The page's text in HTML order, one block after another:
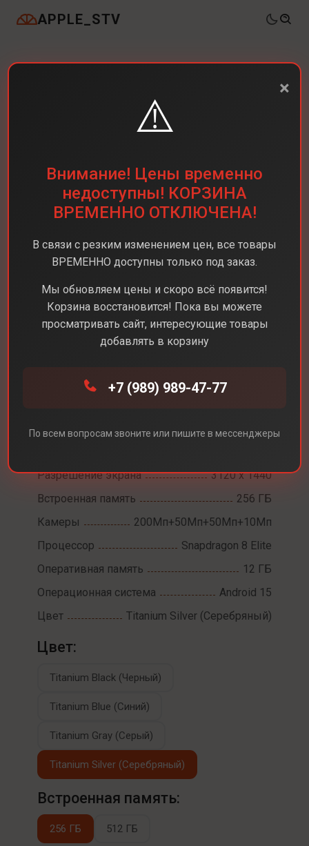
APPLE_STV
Samsung Galaxy S25
Разрешение экрана
3120 x 1440
Встроенная память
256 ГБ
Камеры
200Мп+50Мп+50Мп+10Мп
Процессор
Snapdragon 8 Elite
Оперативная память
12 ГБ
Операционная система
Android 15
Цвет
Titanium Silver (Серебряный)
Цвет:
Titanium Black (Черный)
Titanium Blue (Синий)
Titanium Gray (Серый)
Titanium Silver (Серебряный)
Встроенная память:
256 ГБ 512 ГБ
×
⚠️
Внимание! Цены временно
недоступны! КОРЗИНА
ВРЕМЕННО ОТКЛЮЧЕНА!
В связи с резким изменением цен, все товары
ВРЕМЕННО доступны только под заказ.
Мы обновляем цены и скоро всё появится!
Корзина восстановится! Пока вы можете
просматривать сайт, интересующие товары
добавлять в корзину
+7 (989) 989-47-77
По всем вопросам звоните или пишите в мессенджеры